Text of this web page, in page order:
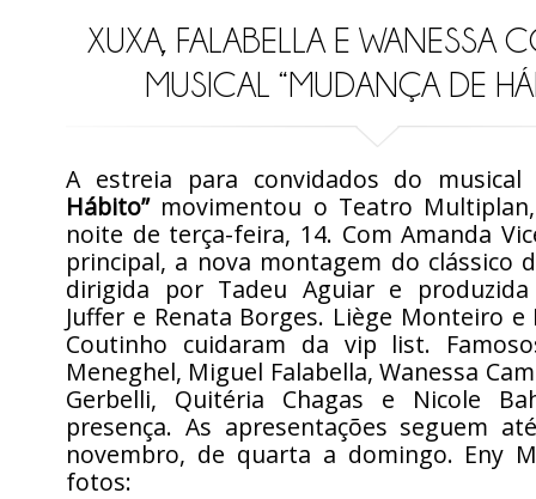
XUXA, FALABELLA E WANESSA
MUSICAL “MUDANÇA DE
A estreia para convidados do
Hábito”movimentou o Teatro
noite de terça-feira, 14. Com Amanda
principal, a nova montagem do clássico
dirigida por Tadeu Aguiar e
Juffer e Renata Borges. Liège Monteiro e
Coutinho cuidaram da vip list.
Meneghel, Miguel Falabella, Wanessa
Gerbelli, Quitéria Chagas e Nicole
presença. As apresentações seguem
novembro, de quarta a domingo. Eny
fotos: